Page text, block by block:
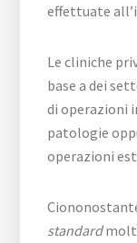
effettuate
Le cliniche
base a dei
di operazioni
patologie
operazioni
standard